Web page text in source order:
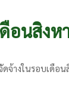
ดือนสิ
ดจ้างในรอบเดือ